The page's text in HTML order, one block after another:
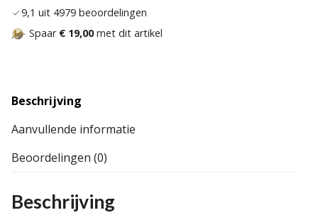
9,1 uit 4979 beoordelingen
Spaar € 19,00met dit artikel
Beschrijving
Aanvullende informatie
Beoordelingen (0)
Beschrijving